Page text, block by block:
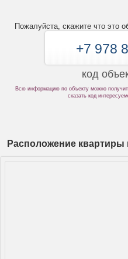
Пожалуйста, скажите что это
+7 978
код
Всю информацию по объекту можно
сказать код
Расположение квартиры